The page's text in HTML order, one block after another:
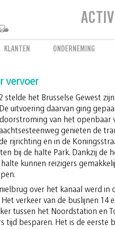
De MIVB luistert
KLANTEN ONDERNEMING
vervoer
stelde het Brusselse Gewest
uitvoering daarvan ging
van het openbaar
genieten de
rijrichting en in de
bij de halte Park. Dankzij de
kunnen reizigers
over het kanaal werd in
verkeer van de buslijnen 14
tussen het Noordstation en
tijd besparen. Het is de eerste